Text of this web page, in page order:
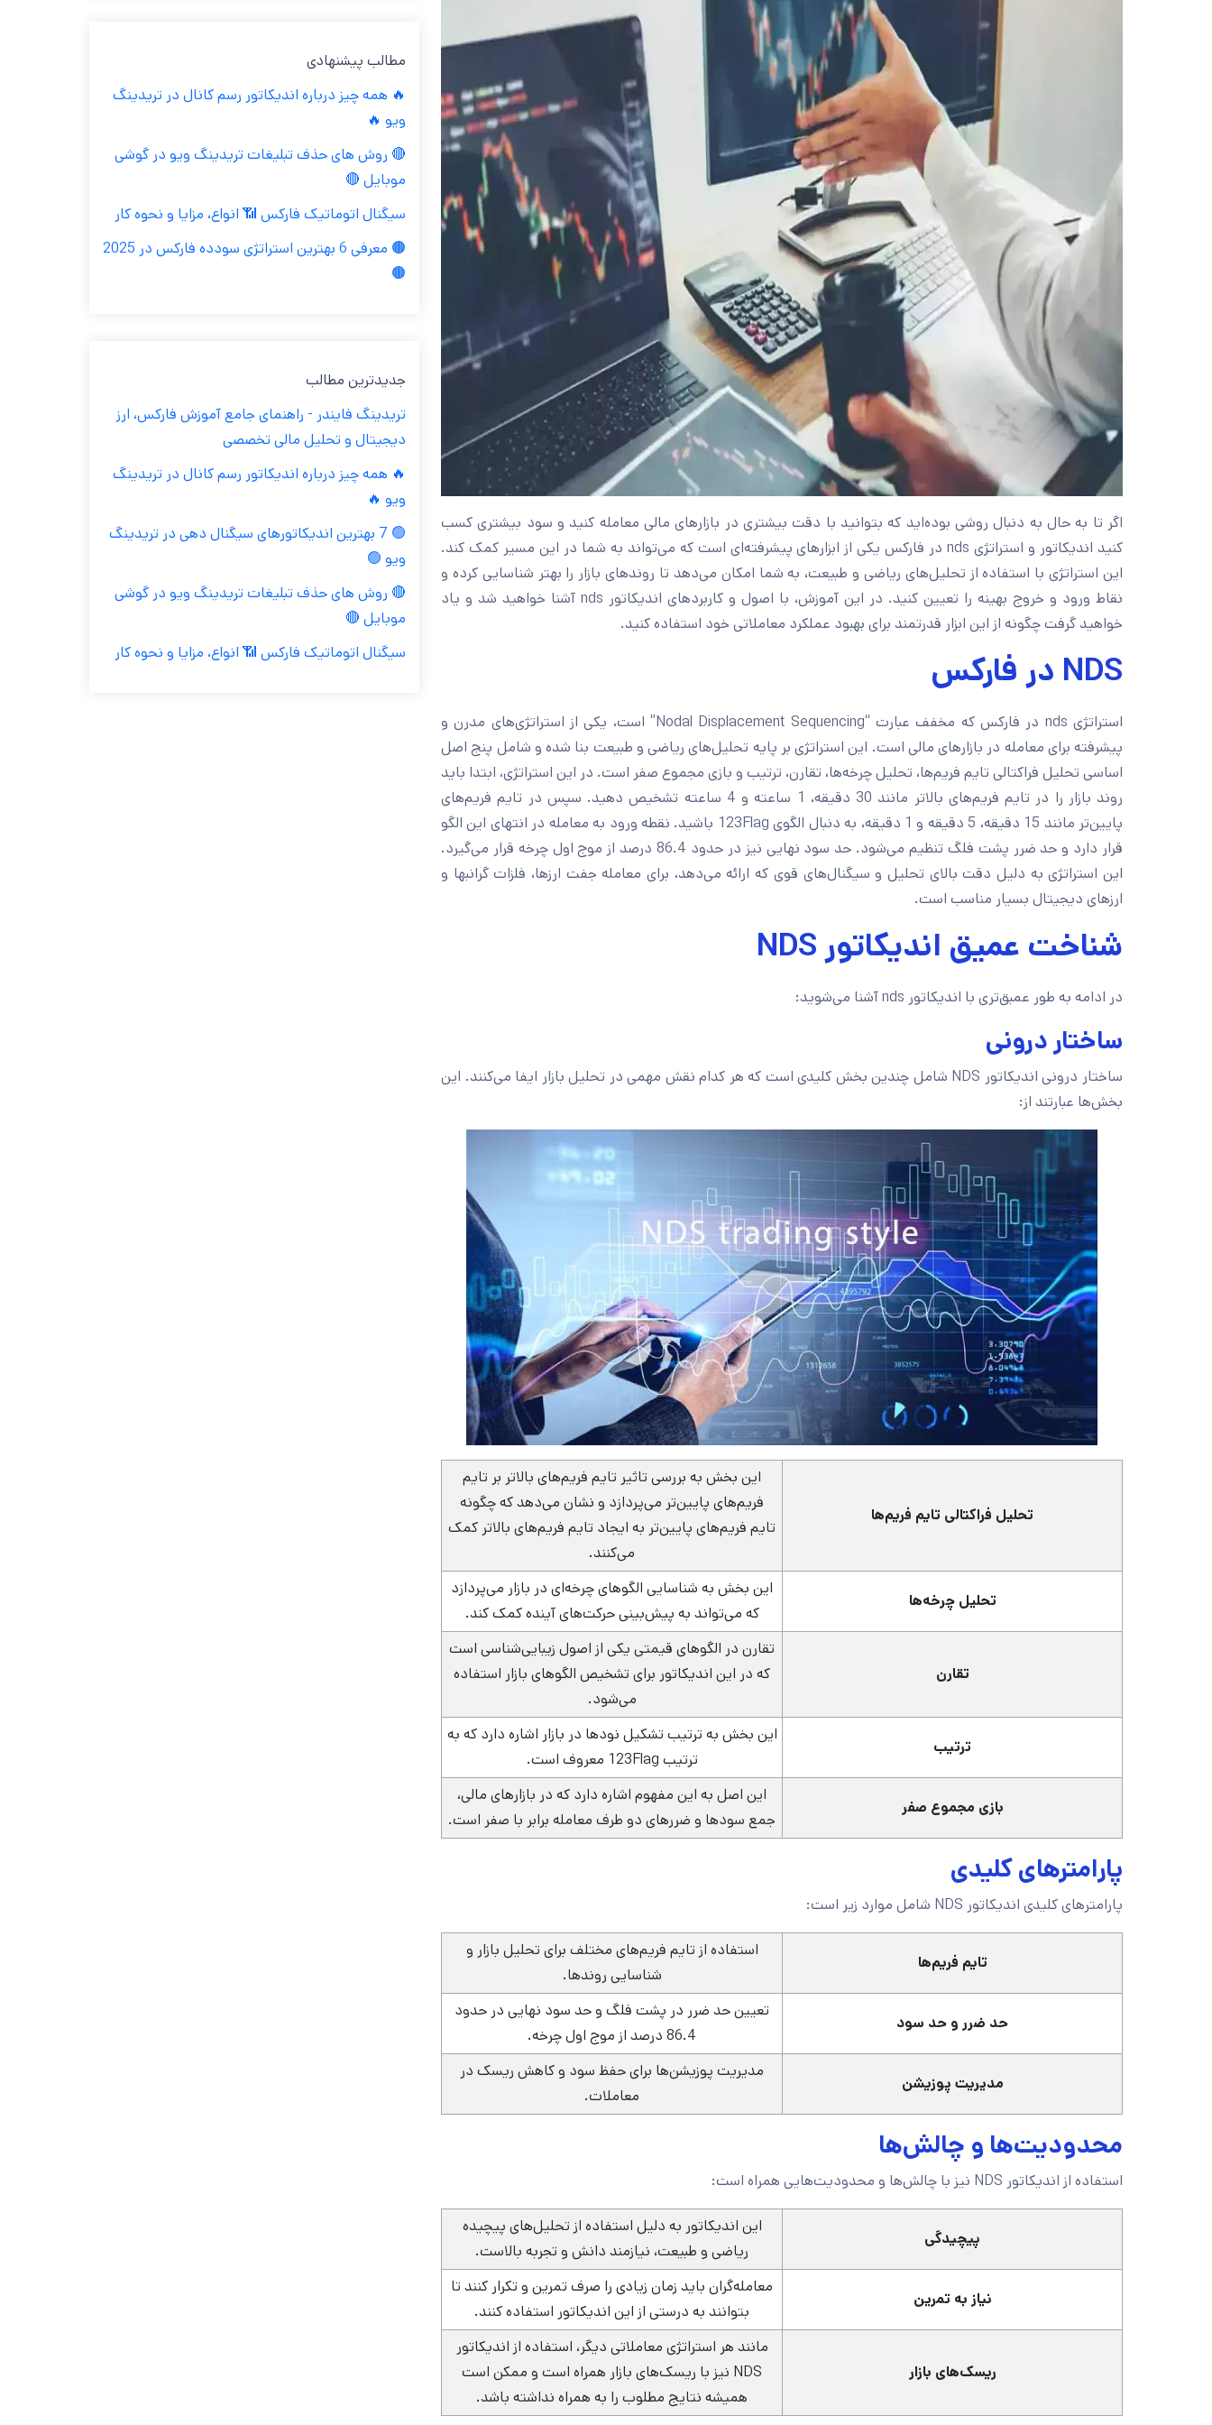
اگر تا به حال به دنبال روشی بوده‌اید که بتوانید با دقت بیشتری در بازارهای مالی معامله کنید و سود بیشتری کسب
کنید اندیکاتور و استراتژی nds در فارکس یکی از ابزارهای پیشرفته‌ای است که می‌تواند به شما در این مسیر کمک کند.
این استراتژی با استفاده از تحلیل‌های ریاضی و طبیعت، به شما امکان می‌دهد تا روندهای بازار را بهتر شناسایی کرده و
نقاط ورود و خروج بهینه را تعیین کنید. در این آموزش، با اصول و کاربردهای اندیکاتور nds آشنا خواهید شد و یاد
خواهید گرفت چگونه از این ابزار قدرتمند برای بهبود عملکرد معاملاتی خود استفاده کنید.
NDS در فارکس
استراتژی nds در فارکس که مخفف عبارت “Nodal Displacement Sequencing” است، یکی از استراتژی‌های مدرن و
پیشرفته برای معامله در بازارهای مالی است. این استراتژی بر پایه تحلیل‌های ریاضی و طبیعت بنا شده و شامل پنج اصل
اساسی تحلیل فراکتالی تایم فریم‌ها، تحلیل چرخه‌ها، تقارن، ترتیب و بازی مجموع صفر است. در این استراتژی، ابتدا باید
روند بازار را در تایم فریم‌های بالاتر مانند 30 دقیقه، 1 ساعته و 4 ساعته تشخیص دهید. سپس در تایم فریم‌های
پایین‌تر مانند 15 دقیقه، 5 دقیقه و 1 دقیقه، به دنبال الگوی 123Flag باشید. نقطه ورود به معامله در انتهای این الگو
قرار دارد و حد ضرر پشت فلگ تنظیم می‌شود. حد سود نهایی نیز در حدود 86.4 درصد از موج اول چرخه قرار می‌گیرد.
این استراتژی به دلیل دقت بالای تحلیل و سیگنال‌های قوی که ارائه می‌دهد، برای معامله جفت ارزها، فلزات گرانبها و
ارزهای دیجیتال بسیار مناسب است.
شناخت عمیق اندیکاتور NDS
در ادامه به طور عمبق‌تری با اندیکاتور nds آشنا می‌شوید:
ساختار درونی
ساختار درونی اندیکاتور NDS شامل چندین بخش کلیدی است که هر کدام نقش مهمی در تحلیل بازار ایفا می‌کنند. این
بخش‌ها عبارتند از:
تحلیل فراکتالی تایم فریم‌ها
این بخش به بررسی تاثیر تایم فریم‌های بالاتر بر تایم
فریم‌های پایین‌تر می‌پردازد و نشان می‌دهد که چگونه
تایم فریم‌های پایین‌تر به ایجاد تایم فریم‌های بالاتر کمک
می‌کنند.
تحلیل چرخه‌ها
این بخش به شناسایی الگوهای چرخه‌ای در بازار می‌پردازد
که می‌تواند به پیش‌بینی حرکت‌های آینده کمک کند.
تقارن
تقارن در الگوهای قیمتی یکی از اصول زیبایی‌شناسی است
که در این اندیکاتور برای تشخیص الگوهای بازار استفاده
می‌شود.
ترتیب
این بخش به ترتیب تشکیل نودها در بازار اشاره دارد که به
ترتیب 123Flag معروف است.
بازی مجموع صفر
این اصل به این مفهوم اشاره دارد که در بازارهای مالی،
جمع سودها و ضررهای دو طرف معامله برابر با صفر است.
پارامترهای کلیدی
پارامترهای کلیدی اندیکاتور NDS شامل موارد زیر است:
تایم فریم‌ها
استفاده از تایم فریم‌های مختلف برای تحلیل بازار و
شناسایی روندها.
حد ضرر و حد سود
تعیین حد ضرر در پشت فلگ و حد سود نهایی در حدود
86.4 درصد از موج اول چرخه.
مدیریت پوزیشن
مدیریت پوزیشن‌ها برای حفظ سود و کاهش ریسک در
معاملات.
محدودیت‌ها و چالش‌ها
استفاده از اندیکاتور NDS نیز با چالش‌ها و محدودیت‌هایی همراه است:
پیچیدگی
این اندیکاتور به دلیل استفاده از تحلیل‌های پیچیده
ریاضی و طبیعت، نیازمند دانش و تجربه بالاست‌.
نیاز به تمرین
معامله‌گران باید زمان زیادی را صرف تمرین و تکرار کنند تا
بتوانند به درستی از این اندیکاتور استفاده کنند.
ریسک‌های بازار
مانند هر استراتژی معاملاتی دیگر، استفاده از اندیکاتور
NDS نیز با ریسک‌های بازار همراه است و ممکن است
همیشه نتایج مطلوب را به همراه نداشته باشد.
مطالب پیشنهادی
🔥 همه چیز درباره اندیکاتور رسم کانال در تریدینگ
ویو 🔥
🔴 روش های حذف تبلیغات تریدینگ ویو در گوشی
موبایل 🔴
سیگنال اتوماتیک فارکس 📶 انواع، مزایا و نحوه کار
🟤 معرفی 6 بهترین استراتژی سودده فارکس در 2025
🟤
جدیدترین مطالب
تریدینگ فایندر - راهنمای جامع آموزش فارکس، ارز
دیجیتال و تحلیل مالی تخصصی
🔥 همه چیز درباره اندیکاتور رسم کانال در تریدینگ
ویو 🔥
🟢 7 بهترین اندیکاتورهای سیگنال دهی در تریدینگ
ویو 🟢
🔴 روش های حذف تبلیغات تریدینگ ویو در گوشی
موبایل 🔴
سیگنال اتوماتیک فارکس 📶 انواع، مزایا و نحوه کار